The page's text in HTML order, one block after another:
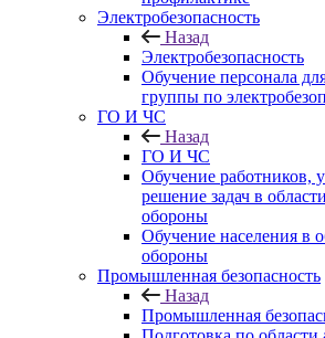
Электробезопасность
Назад
Электробезопасность
Обучение персонала
группы по
ГО И ЧС
Назад
ГО И ЧС
Обучение работников,
решение задач в
обороны
Обучение населения в
обороны
Промышленная безопасность
Назад
Промышленная